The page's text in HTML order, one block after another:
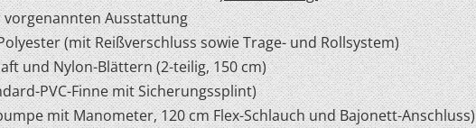
vorgenannten Ausstattung
(mit Reißverschluss sowie Trage- und Rollsystem)
und Nylon-Blättern (2-teilig, 150 cm)
PVC-Finne mit Sicherungssplint)
mit Manometer, 120 cm Flex-Schlauch und Bajonett-Anschluss)